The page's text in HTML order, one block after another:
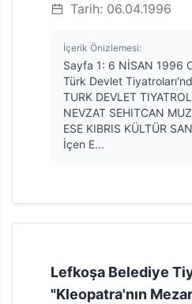
Tarih: 06.04.1996
İçerik Önizlemesi:
Sayfa 1: 6 NİSAN 1996
Türk Devlet
TURK DEVLET
NEVZAT SEHITCAN
ESE KIBRIS KÜLTÜR
İçen E...
Lefkoşa Belediye
"Kleopatra'nın